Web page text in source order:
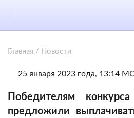
Главная / Новости
25 января 2023 года, 13:14
Победителям
предложили